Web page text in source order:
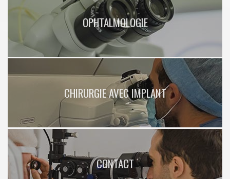
OPHTALMOLOGIE
CHIRURGIE AVEC IMPLANT
CONTACT